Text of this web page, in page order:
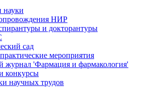
науки
НИР
и докторантуры
сад
мероприятия
журнал 'Фармация и фармакология'
конкурсы
научных трудов